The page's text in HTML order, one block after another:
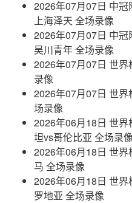
2026年07月07日 中
上海泽天 全场录像
2026年07月07日 中
吴川青年 全场录像
2026年07月07日 世
录像
2026年07月07日 世
场录像
2026年06月18日 世
坦vs哥伦比亚 全场录像
2026年06月18日 世
马 全场录像
2026年06月18日 世
罗地亚 全场录像